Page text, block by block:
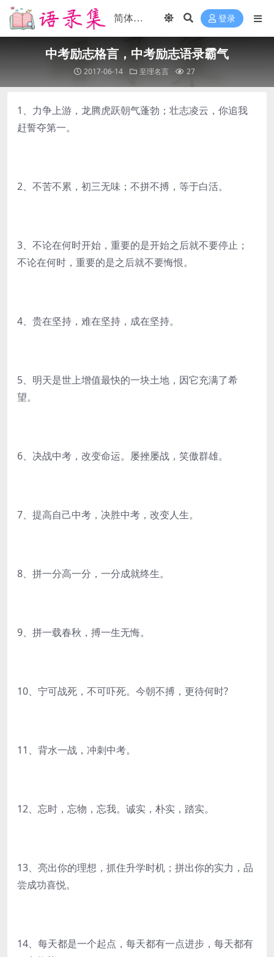
登录
中考励志格言，中考励志语录霸气
2017-06-14 至理名言 27
1、力争上游，龙腾虎跃朝气蓬勃；壮志凌云，你追我
赶誓夺第一。
2、不苦不累，初三无味；不拼不搏，等于白活。
3、不论在何时开始，重要的是开始之后就不要停止；
不论在何时，重要的是之后就不要悔恨。
4、贵在坚持，难在坚持，成在坚持。
5、明天是世上增值最快的一块土地，因它充满了希
望。
6、决战中考，改变命运。屡挫屡战，笑傲群雄。
7、提高自己中考，决胜中考，改变人生。
8、拼一分高一分，一分成就终生。
9、拼一载春秋，搏一生无悔。
10、宁可战死，不可吓死。今朝不搏，更待何时?
11、背水一战，冲刺中考。
12、忘时，忘物，忘我。诚实，朴实，踏实。
13、亮出你的理想，抓住升学时机；拼出你的实力，品
尝成功喜悦。
14、每天都是一个起点，每天都有一点进步，每天都有